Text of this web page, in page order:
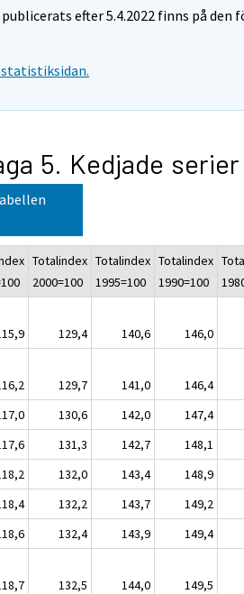
efter 5.4.2022 finns på den
5. Kedjade serier
Totalindex
2000=100
Totalindex
1995=100
Totalindex
1990=100
129,4 140,6 146,0
129,7 141,0 146,4
130,6 142,0 147,4
131,3 142,7 148,1
132,0 143,4 148,9
132,2 143,7 149,2
132,4 143,9 149,4
132,5 144,0 149,5